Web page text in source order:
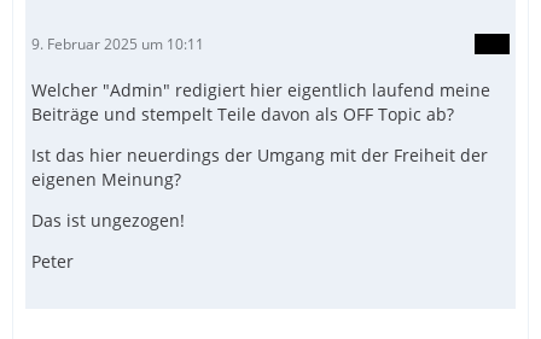
9. Februar 2025 um 10:11
Welcher "Admin" redigiert hier eigentlich laufend meine
Beiträge und stempelt Teile davon als OFF Topic ab?
Ist das hier neuerdings der Umgang mit der Freiheit der
eigenen Meinung?
Das ist ungezogen!
Peter